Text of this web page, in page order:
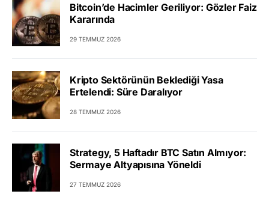
Bitcoin’de Hacimler Geriliyor: Gözler Faiz
Kararında
29 TEMMUZ 2026
Kripto Sektörünün Beklediği Yasa
Ertelendi: Süre Daralıyor
28 TEMMUZ 2026
Strategy, 5 Haftadır BTC Satın Almıyor:
Sermaye Altyapısına Yöneldi
27 TEMMUZ 2026